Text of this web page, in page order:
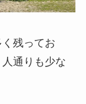
残ってお
通りも少な